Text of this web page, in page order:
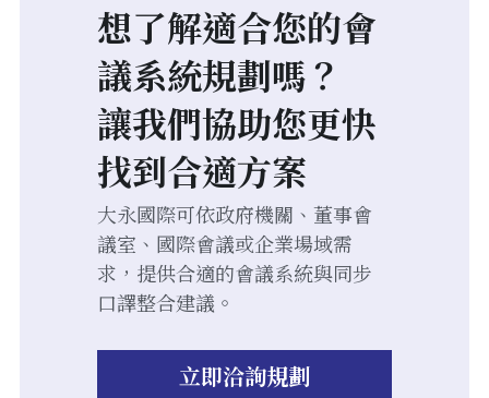
想了解適合您的會
議系統規劃嗎？
讓我們協助您更快
找到合適方案
大永國際可依政府機關、董事會
議室、國際會議或企業場域需
求，提供合適的會議系統與同步
口譯整合建議。
立即洽詢規劃